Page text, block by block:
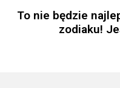
To nie będzie
zodiaku!